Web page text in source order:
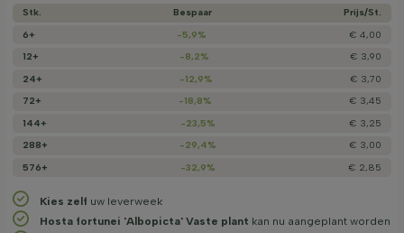
Stk. Bespaar
Prijs/­St.
6+
-5,9%
€ 4,00
12+
-8,2%
€ 3,90
24+
-12,9%
€ 3,70
72+
-18,8%
€ 3,45
144+
-23,5%
€ 3,25
288+
-29,4%
€ 3,00
576+
-32,9% € 2,85
Kies zelf uw leverweek
Hosta fortunei 'Albopicta' Vaste plant kan nu aangeplant worden